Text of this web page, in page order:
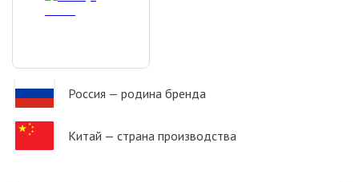
Россия — родина бренда
Китай — страна производства